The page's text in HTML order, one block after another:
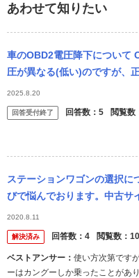
あわせて知りたい
車のOBD2電圧降下について
圧が異なる(低い)のですが、
ターを当てると 停止中11V程
2025.8.20
回答受付終了 回答数： 5 閲覧数
ステーションワゴンの選択に
びで悩んでおります。中古サ
ーションワゴンという形が好
とがない...
2020.8.11
解決済み 回答数： 4 閲覧数：
ベストアンサー： 使い方次第です
ーはカングーしか乗ったことがあ